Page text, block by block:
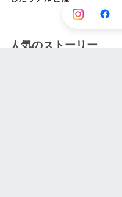
人気のストーリー